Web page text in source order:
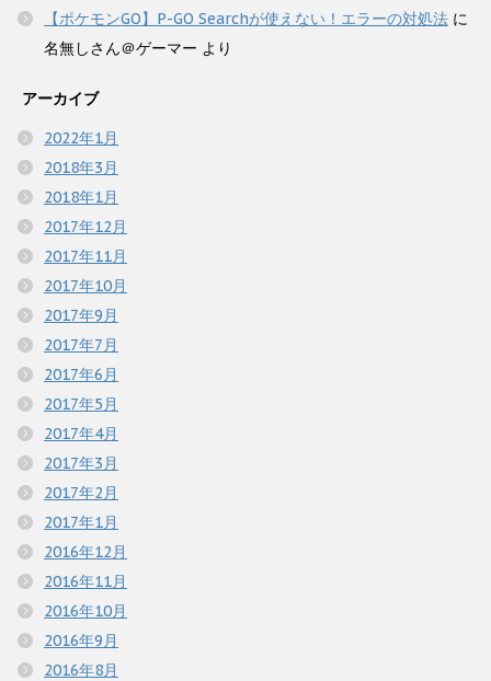
【ポケモンGO】P-GO Searchが使えない！エラーの対処法 に
名無しさん＠ゲーマー より
アーカイブ
2022年1月
2018年3月
2018年1月
2017年12月
2017年11月
2017年10月
2017年9月
2017年7月
2017年6月
2017年5月
2017年4月
2017年3月
2017年2月
2017年1月
2016年12月
2016年11月
2016年10月
2016年9月
2016年8月